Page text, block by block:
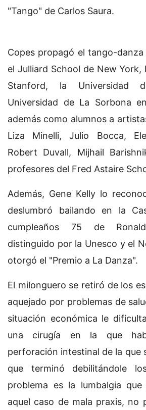
"Tango" de Carlos Saura.
Copes propagó el tango-
el Julliard School de New York,
Stanford, la Universidad
Universidad de La Sorbona
además como alumnos a
Liza Minelli, Julio Bocca,
Robert Duvall, Mijhail
profesores del Fred Astaire
Además, Gene Kelly lo
deslumbró bailando en la
cumpleaños 75 de
distinguido por la Unesco y el
otorgó el "Premio a La Danza".
El milonguero se retiró de los
aquejado por problemas de
situación económica le
una cirugía en la que
perforación intestinal de la que
que terminó debilitándole
problema es la lumbalgia
aquel caso de mala praxis, no